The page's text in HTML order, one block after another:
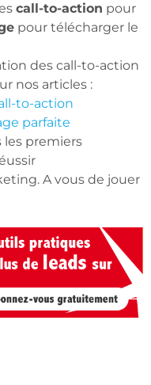
call-to-action pour
pour télécharger le
des call-to-action
nos articles :
to-action
parfaite
les premiers
A vous de jouer